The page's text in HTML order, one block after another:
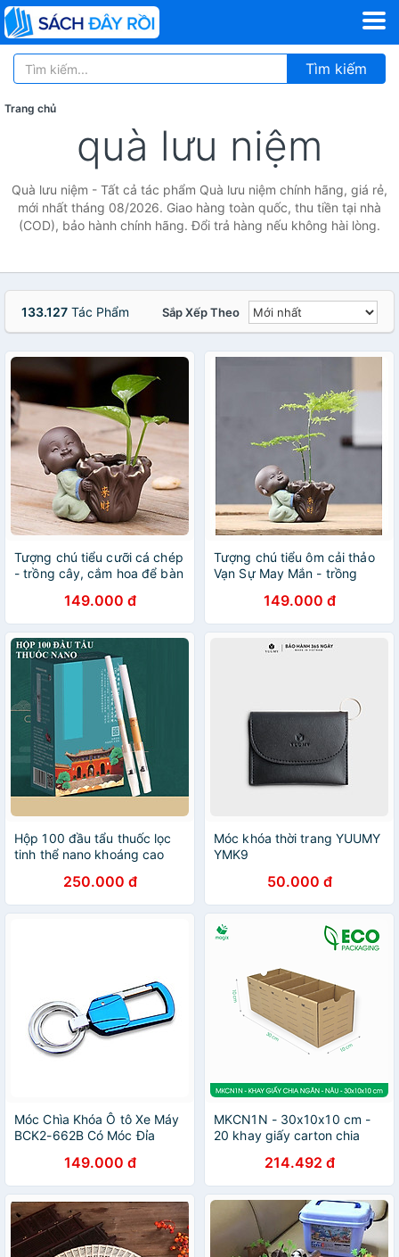
Tìm kiếm
Trang chủ
quà lưu niệm
Quà lưu niệm - Tất cả tác phẩm Quà lưu niệm chính hãng, giá rẻ,
mới nhất tháng 08/2026. Giao hàng toàn quốc, thu tiền tại nhà
(COD), bảo hành chính hãng. Đổi trả hàng nếu không hài lòng.
133.127 Tác Phẩm Sắp Xếp Theo
Tượng chú tiểu cưỡi cá chép
- trồng cây, cắm hoa để bàn
149.000 đ
Tượng chú tiểu ôm cải thảo
Vạn Sự May Mắn - trồng
149.000 đ
Hộp 100 đầu tẩu thuốc lọc
tinh thể nano khoáng cao
250.000 đ
Móc khóa thời trang YUUMY
YMK9
50.000 đ
Móc Chìa Khóa Ô tô Xe Máy
BCK2-662B Có Móc Đỉa
149.000 đ
MKCN1N - 30x10x10 cm -
20 khay giấy carton chia
kiện, văn phòng phẩm
214.492 đ